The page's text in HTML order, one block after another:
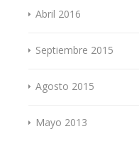
Abril 2016
Septiembre 2015
Agosto 2015
Mayo 2013